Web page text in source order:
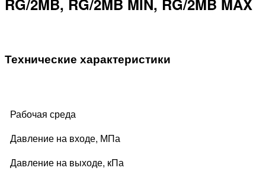
RG/2MB, RG/2MB MIN, RG/2MB MAX
Технические характеристики
Рабочая среда
Давление на входе, МПа
Давление на выходе, кПа